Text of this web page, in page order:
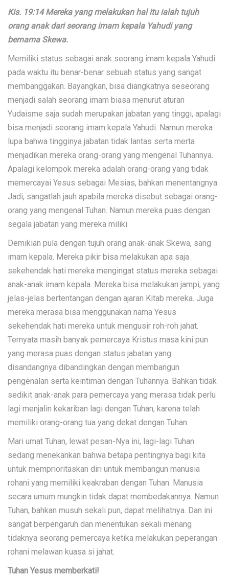
Kis. 19:14 Mereka yang melakukan hal itu ialah tujuh
orang anak dari seorang imam kepala Yahudi yang
bernama Skewa.
Memiliki status sebagai anak seorang imam kepala Yahudi
pada waktu itu benar-benar sebuah status yang sangat
membanggakan. Bayangkan, bisa diangkatnya seseorang
menjadi salah seorang imam biasa menurut aturan
Yudaisme saja sudah merupakan jabatan yang tinggi, apalagi
bisa menjadi seorang imam kepala Yahudi. Namun mereka
lupa bahwa tingginya jabatan tidak lantas serta merta
menjadikan mereka orang-orang yang mengenal Tuhannya.
Apalagi kelompok mereka adalah orang-orang yang tidak
memercayai Yesus sebagai Mesias, bahkan menentangnya.
Jadi, sangatlah jauh apabila mereka disebut sebagai orang-
orang yang mengenal Tuhan. Namun mereka puas dengan
segala jabatan yang mereka miliki.
Demikian pula dengan tujuh orang anak-anak Skewa, sang
imam kepala. Mereka pikir bisa melakukan apa saja
sekehendak hati mereka mengingat status mereka sebagai
anak-anak imam kepala. Mereka bisa melakukan jampi, yang
jelas-jelas bertentangan dengan ajaran Kitab mereka. Juga
mereka merasa bisa menggunakan nama Yesus
sekehendak hati mereka untuk mengusir roh-roh jahat.
Ternyata masih banyak pemercaya Kristus masa kini pun
yang merasa puas dengan status jabatan yang
disandangnya dibandingkan dengan membangun
pengenalan serta keintiman dengan Tuhannya. Bahkan tidak
sedikit anak-anak para pemercaya yang merasa tidak perlu
lagi menjalin kekariban lagi dengan Tuhan, karena telah
memiliki orang-orang tua yang dekat dengan Tuhan.
Mari umat Tuhan, lewat pesan-Nya ini, lagi-lagi Tuhan
sedang menekankan bahwa betapa pentingnya bagi kita
untuk memprioritaskan diri untuk membangun manusia
rohani yang memiliki keakraban dengan Tuhan. Manusia
secara umum mungkin tidak dapat membedakannya. Namun
Tuhan, bahkan musuh sekali pun, dapat melihatnya. Dan ini
sangat berpengaruh dan menentukan sekali menang
tidaknya seorang pemercaya ketika melakukan peperangan
rohani melawan kuasa si jahat.
Tuhan Yesus memberkati!